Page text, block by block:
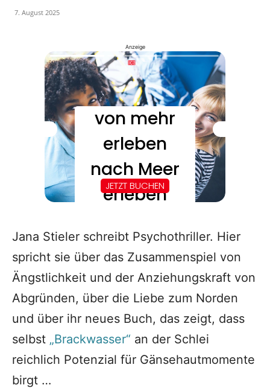
7. August 2025
Anzeige
Jana Stieler schreibt Psychothriller. Hier
spricht sie über das Zusammenspiel von
Ängstlichkeit und der Anziehungskraft von
Abgründen, über die Liebe zum Norden
und über ihr neues Buch, das zeigt, dass
selbst „Brackwasser“ an der Schlei
reichlich Potenzial für Gänsehautmomente
birgt …